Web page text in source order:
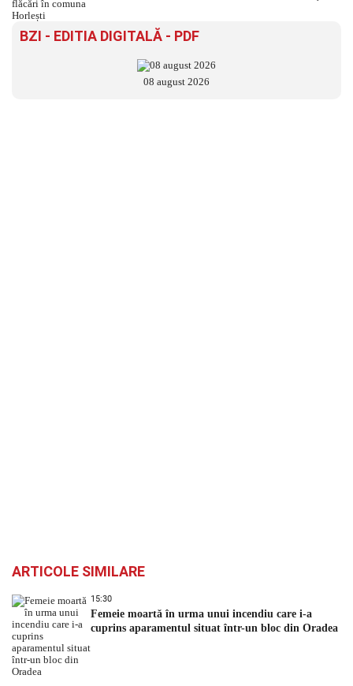
BZI - EDITIA DIGITALĂ - PDF
08 august 2026
ARTICOLE SIMILARE
15:30
Femeie moartă în urma unui incendiu care i-a
cuprins aparamentul situat într-un bloc din Oradea